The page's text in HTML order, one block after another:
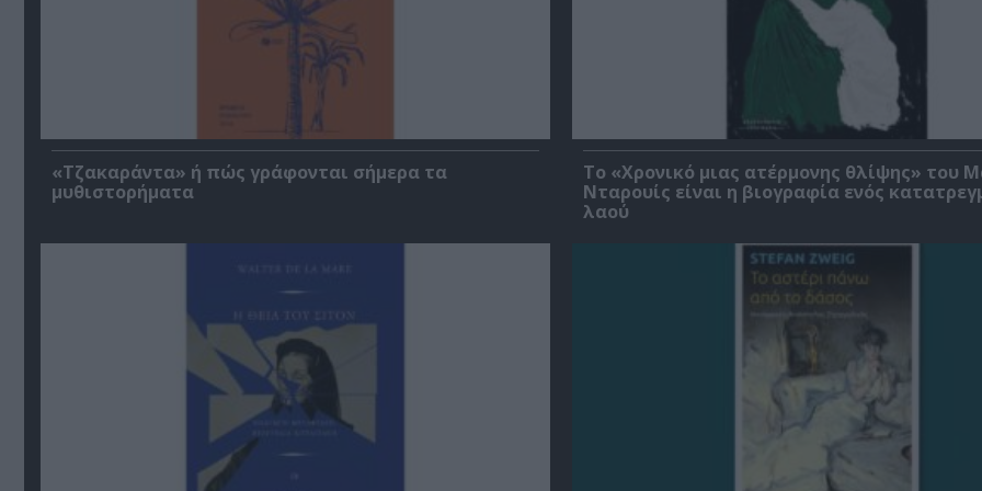
«Τζακαράντα» ή πώς γράφονται σήμερα τα
μυθιστορήματα
Το «Χρονικό μιας ατέρμονης θλίψης» του
Νταρουίς είναι η βιογραφία ενός
λαού